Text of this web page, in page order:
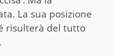
La sua posizione
risulterà del tutto